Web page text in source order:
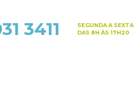
3411
SEGUNDA A SEXTA
DAS 8H ÀS 17H20